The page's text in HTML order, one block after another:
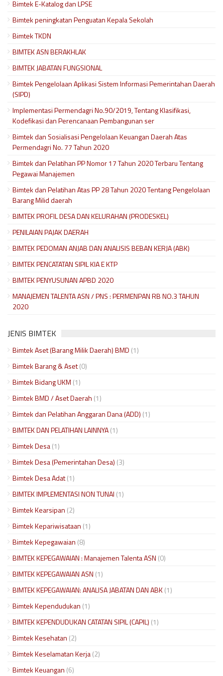
Bimtek E-Katalog dan LPSE
Bimtek peningkatan Penguatan Kepala Sekolah
Bimtek TKDN
BIMTEK ASN BERAKHLAK
BIMTEK JABATAN FUNGSIONAL
Bimtek Pengelolaan Aplikasi Sistem Informasi Pemerintahan Daerah
(SIPD)
Implementasi Permendagri No.90/2019, Tentang Klasifikasi,
Kodefikasi dan Perencanaan Pembangunan ser
Bimtek dan Sosialisasi Pengelolaan Keuangan Daerah Atas
Permendagri No. 77 Tahun 2020
Bimtek dan Pelatihan PP Nomor 17 Tahun 2020 Terbaru Tentang
Pegawai Manajemen
Bimtek dan Pelatihan Atas PP 28 Tahun 2020 Tentang Pengelolaan
Barang Milid daerah
BIMTEK PROFIL DESA DAN KELURAHAN (PRODESKEL)
PENILAIAN PAJAK DAERAH
BIMTEK PEDOMAN ANJAB DAN ANALISIS BEBAN KERJA (ABK)
BIMTEK PENCATATAN SIPIL KIA E KTP
BIMTEK PENYUSUNAN APBD 2020
MANAJEMEN TALENTA ASN / PNS : PERMENPAN RB NO.3 TAHUN
2020
JENIS BIMTEK
Bimtek Aset (Barang Milik Daerah) BMD (1)
Bimtek Barang & Aset(0)
Bimtek Bidang UKM (1)
Bimtek BMD / Aset Daerah (1)
Bimtek dan Pelatihan Anggaran Dana (ADD) (1)
BIMTEK DAN PELATIHAN LAINNYA(1)
Bimtek Desa(1)
Bimtek Desa (Pemerintahan Desa) (3)
Bimtek Desa Adat(1)
BIMTEK IMPLEMENTASI NON TUNAI (1)
Bimtek Kearsipan (2)
Bimtek Kepariwisataan (1)
Bimtek Kepegawaian (8)
BIMTEK KEPEGAWAIAN : Manajemen Talenta ASN (0)
BIMTEK KEPEGAWAIAN ASN (1)
BIMTEK KEPEGAWAIAN: ANALISA JABATAN DAN ABK(1)
Bimtek Kependudukan (1)
BIMTEK KEPENDUDUKAN CATATAN SIPIL (CAPIL) (1)
Bimtek Kesehatan (2)
Bimtek Keselamatan Kerja(2)
Bimtek Keuangan (6)